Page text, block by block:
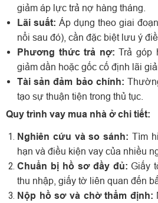
giảm áp lực trả nợ hàng tháng.
Lãi suất: Áp dụng theo giai
nổi sau đó), cần đặc biệt lưu ý
Phương thức trả nợ: Trả góp
giảm dần hoặc gốc cố định lãi
Tài sản đảm bảo chính:
tạo sự thuận tiện trong thủ tục.
Quy trình vay mua nhà ở chi tiết:
Nghiên cứu và so sánh: Tìm
hạn và điều kiện vay của nhiều
Chuẩn bị hồ sơ đầy đủ: Giấy
thu nhập, giấy tờ liên quan đến
Nộp hồ sơ và chờ thẩm định: